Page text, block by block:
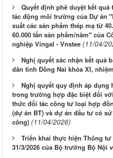
Quyết định phê duyệt kết
tác động môi trường của Dự án
xuất các sản phẩm thép mạ từ
60.000 tấn sản phẩm/năm" của
nghiệp Vingal - Vnstee (11/04/
Nghị quyết xác nhận kết quả
dân tỉnh Đồng Nai khóa XI,
Nghị quyết quy định áp
trong trường hợp đặc biệt đối
thức đối tác công tư loại hợp
(dự án BT) và dự án đẩu tư có
công) (11/04/2026)
Triển khai thực hiện Thông tư
31/3/2026 của Bộ trưởng Bộ Nội